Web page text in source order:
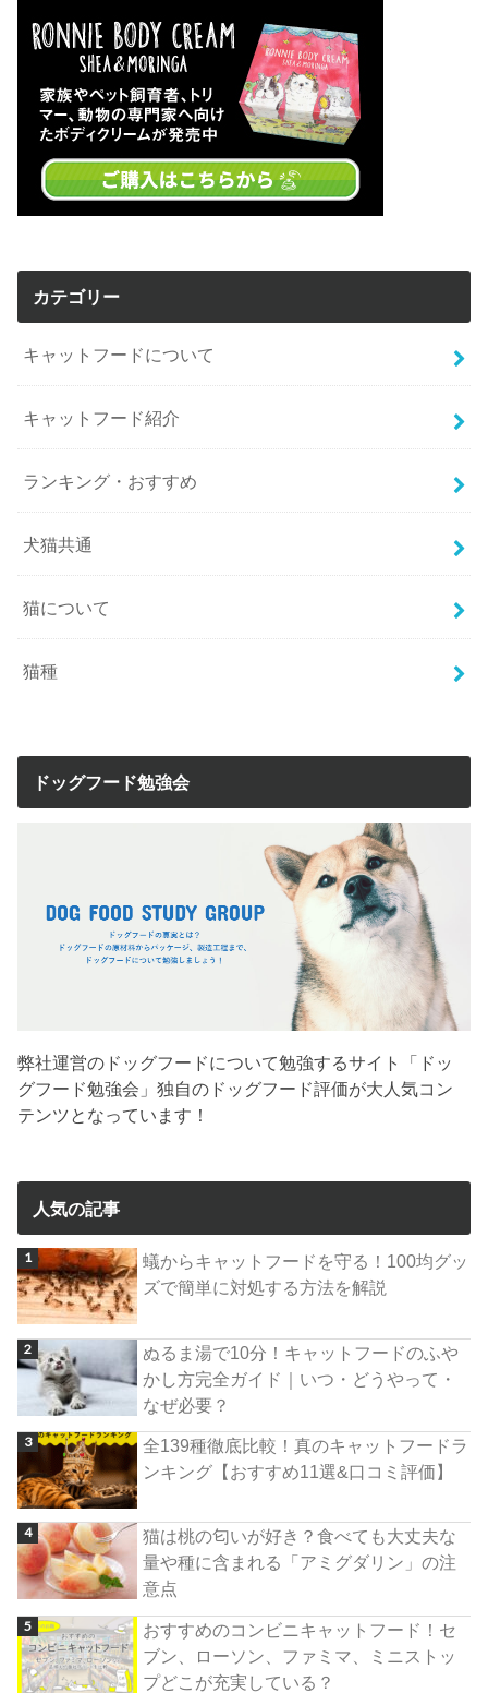
カテゴリー
キャットフードについて
キャットフード紹介
ランキング・おすすめ
犬猫共通
猫について
猫種
ドッグフード勉強会
弊社運営のドッグフードについて勉強するサイト「ドッ
グフード勉強会」独自のドッグフード評価が大人気コン
テンツとなっています！
人気の記事
蟻からキャットフードを守る！100均グッ
ズで簡単に対処する方法を解説
ぬるま湯で10分！キャットフードのふや
かし方完全ガイド｜いつ・どうやって・
なぜ必要？
全139種徹底比較！真のキャットフードラ
ンキング【おすすめ11選&口コミ評価】
猫は桃の匂いが好き？食べても大丈夫な
量や種に含まれる「アミグダリン」の注
意点
おすすめのコンビニキャットフード！セ
ブン、ローソン、ファミマ、ミニストッ
プどこが充実している？